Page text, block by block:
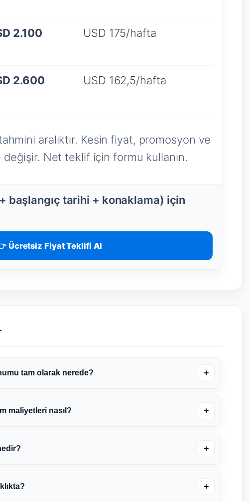
2.100 USD 175/hafta
2.600 USD 162,5/hafta
aralıktır. Kesin fiyat, promosyon ve
değişir. Net teklif için formu kullanın.
başlangıç tarihi + konaklama) için
Ücretsiz Fiyat Teklifi Al
tam olarak nerede? +
maliyetleri nasıl? +
+
+